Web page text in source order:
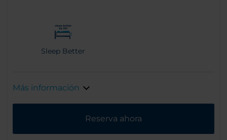
Sleep Better
Más información
Reserva ahora